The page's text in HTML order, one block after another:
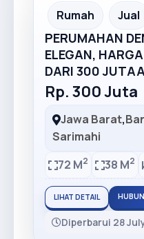
Recommended
Rumah Jual
PERUMAHAN
ELEGAN,
DARI 300
Rp. 300 Juta
Jawa Barat,
Sarimahi
72 M2 38 M2
LIHAT DETAIL
Diperbarui 28